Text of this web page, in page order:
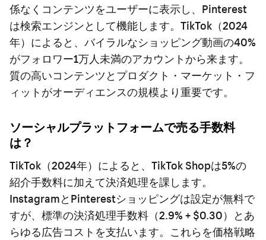
係なくコンテンツをユーザーに表示し、Pinterest
は検索エンジンとして機能します。TikTok（2024
年）によると、バイラルなショッピング動画の40%
がフォロワー1万人未満のアカウントから来ます。
質の高いコンテンツとプロダクト・マーケット・フ
ィットがオーディエンスの規模より重要です。
ソーシャルプラットフォームで売る手数料
は？
TikTok（2024年）によると、TikTok Shopは5%の
紹介手数料に加えて決済処理を課します。
InstagramとPinterestショッピングは設定が無料で
すが、標準の決済処理手数料（2.9% + $0.30）とあ
らゆる広告コストを支払います。これらを価格戦略